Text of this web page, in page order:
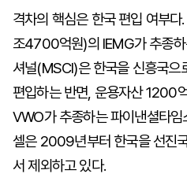
격차의 핵심은 한국 편입 여부
조4700억원)의 IEMG가 추종
셔널(MSCI)은 한국을 신흥국
편입하는 반면, 운용자산
VWO가 추종하는 파이낸셜타
셀은 2009년부터 한국을 선진
서 제외하고 있다.